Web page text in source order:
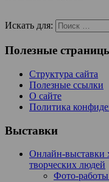
Искать для:
Полезные
Структура сайта
Полезные ссылки
О сайте
Политика
Выставки
Онлайн-выставки
творческих людей
Фото-